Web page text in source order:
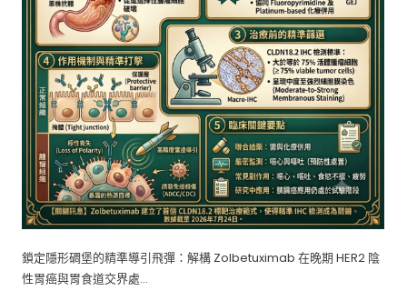
鎖定隱形碉堡的精準導引飛彈：解構 Zolbetuximab 在晚期 HER2 陰
性胃癌與胃食道交界處...